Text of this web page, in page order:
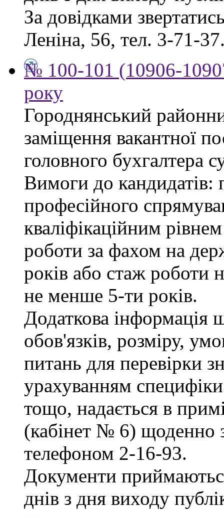
За довідками
Леніна, 56, тел. 3-71-
№ 100-101 (10906-
року
Городнянський
заміщення вакантної
головного бухгалтера
Вимоги до кандидатів:
професійного
кваліфікаційним
роботи за фахом на
років або стаж роботи
не менше 5-ти років.
Додаткова інформація
обов'язків, розміру,
питань для перевірки
урахуванням
тощо, надається в
(кабінет № 6) щоденно
телефоном 2-16-93.
Документи
днів з дня виходу